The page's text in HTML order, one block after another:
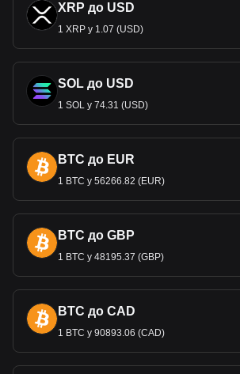
XRP до USD
1 XRP у 1.07 (USD)
SOL до USD
1 SOL у 74.31 (USD)
BTC до EUR
1 BTC у 56266.82 (EUR)
BTC до GBP
1 BTC у 48195.37 (GBP)
BTC до CAD
1 BTC у 90893.06 (CAD)